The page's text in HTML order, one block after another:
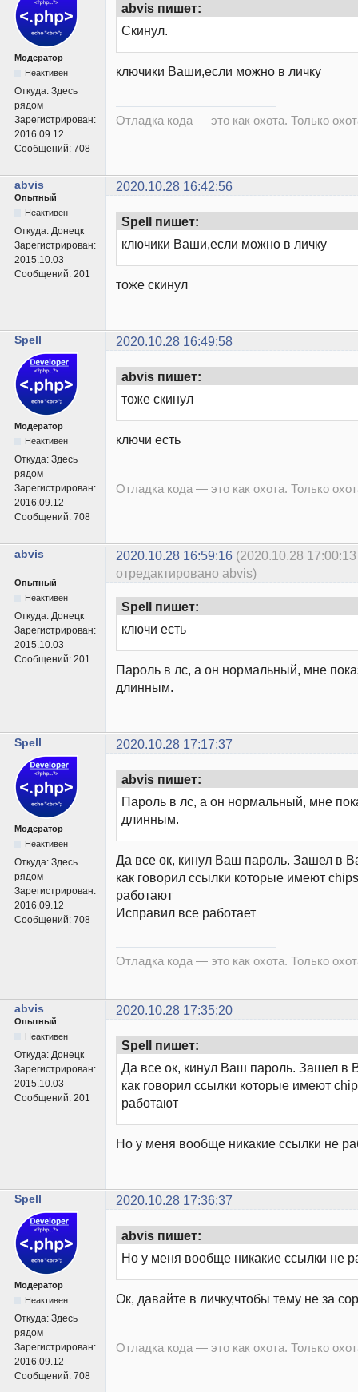
Модератор
Неактивен
Откуда: Здесь
рядом
Зарегистрирован:
2016.09.12
Сообщений: 708
abvis пишет:
Скинул.
ключики Ваши,если можно в личку
Отладка кода — это как охота. Только
abvis 2020.10.28 16:42:56
Опытный
Неактивен
Откуда: Донецк
Зарегистрирован:
2015.10.03
Сообщений: 201
Spell пишет:
ключики Ваши,если можно в личку
тоже скинул
Spell 2020.10.28 16:49:58
Модератор
Неактивен
Откуда: Здесь
рядом
Зарегистрирован:
2016.09.12
Сообщений: 708
abvis пишет:
тоже скинул
ключи есть
Отладка кода — это как охота. Только
abvis 2020.10.28 16:59:16 (2020.10.28 17:00:13
отредактировано abvis)
Опытный
Неактивен
Откуда: Донецк
Зарегистрирован:
2015.10.03
Сообщений: 201
Spell пишет:
ключи есть
Пароль в лс, а он нормальный, мне
длинным.
Spell 2020.10.28 17:17:37
Модератор
Неактивен
Откуда: Здесь
рядом
Зарегистрирован:
2016.09.12
Сообщений: 708
abvis пишет:
Пароль в лс, а он нормальный, мне
длинным.
Да все ок, кинул Ваш пароль. Зашел в
как говорил ссылки которые имеют
работают
Исправил все работает
Отладка кода — это как охота. Только
abvis 2020.10.28 17:35:20
Опытный
Неактивен
Откуда: Донецк
Зарегистрирован:
2015.10.03
Сообщений: 201
Spell пишет:
Да все ок, кинул Ваш пароль. Зашел в
как говорил ссылки которые имеют
работают
Но у меня вообще никакие ссылки не
Spell 2020.10.28 17:36:37
Модератор
Неактивен
Откуда: Здесь
рядом
Зарегистрирован:
2016.09.12
Сообщений: 708
abvis пишет:
Но у меня вообще никакие ссылки не
Ок, давайте в личку,чтобы тему не за
Отладка кода — это как охота. Только